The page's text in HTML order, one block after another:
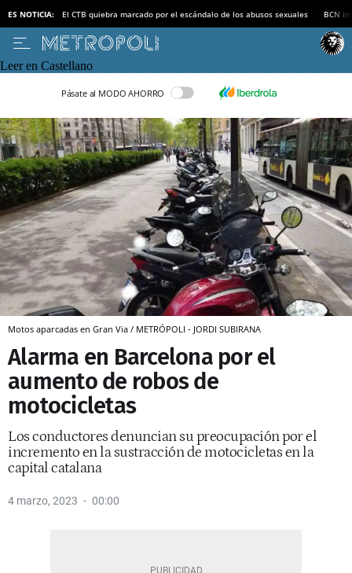
ES NOTICIA: El CTB quiebra marcado por el escándalo de los abusos sexuales BCN
Leer en Castellano
Pásate al MODO AHORRO
Motos aparcadas en Gran Via / METRÓPOLI - JORDI SUBIRANA
Alarma en Barcelona por el
aumento de robos de
motocicletas
Los conductores denuncian su preocupación por el
incremento en la sustracción de motocicletas en la
capital catalana
4 marzo, 2023 00:00